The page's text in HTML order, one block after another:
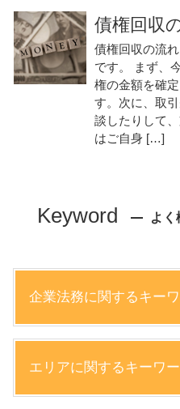
債権回収
債権回収の流
です。 まず、
権の金額を確
す。次に、取
談したりして
はご自身 […]
Keyword よく
企業法務に関するキー
パワハラ 会社 対応
エリアに関するキーワ